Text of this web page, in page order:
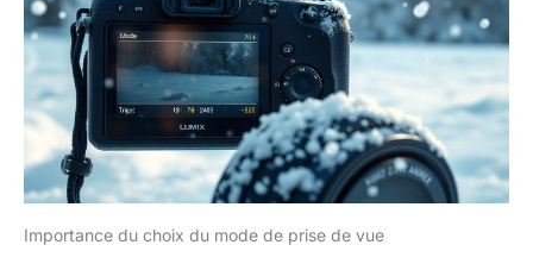
Importance du choix du mode de prise de vue